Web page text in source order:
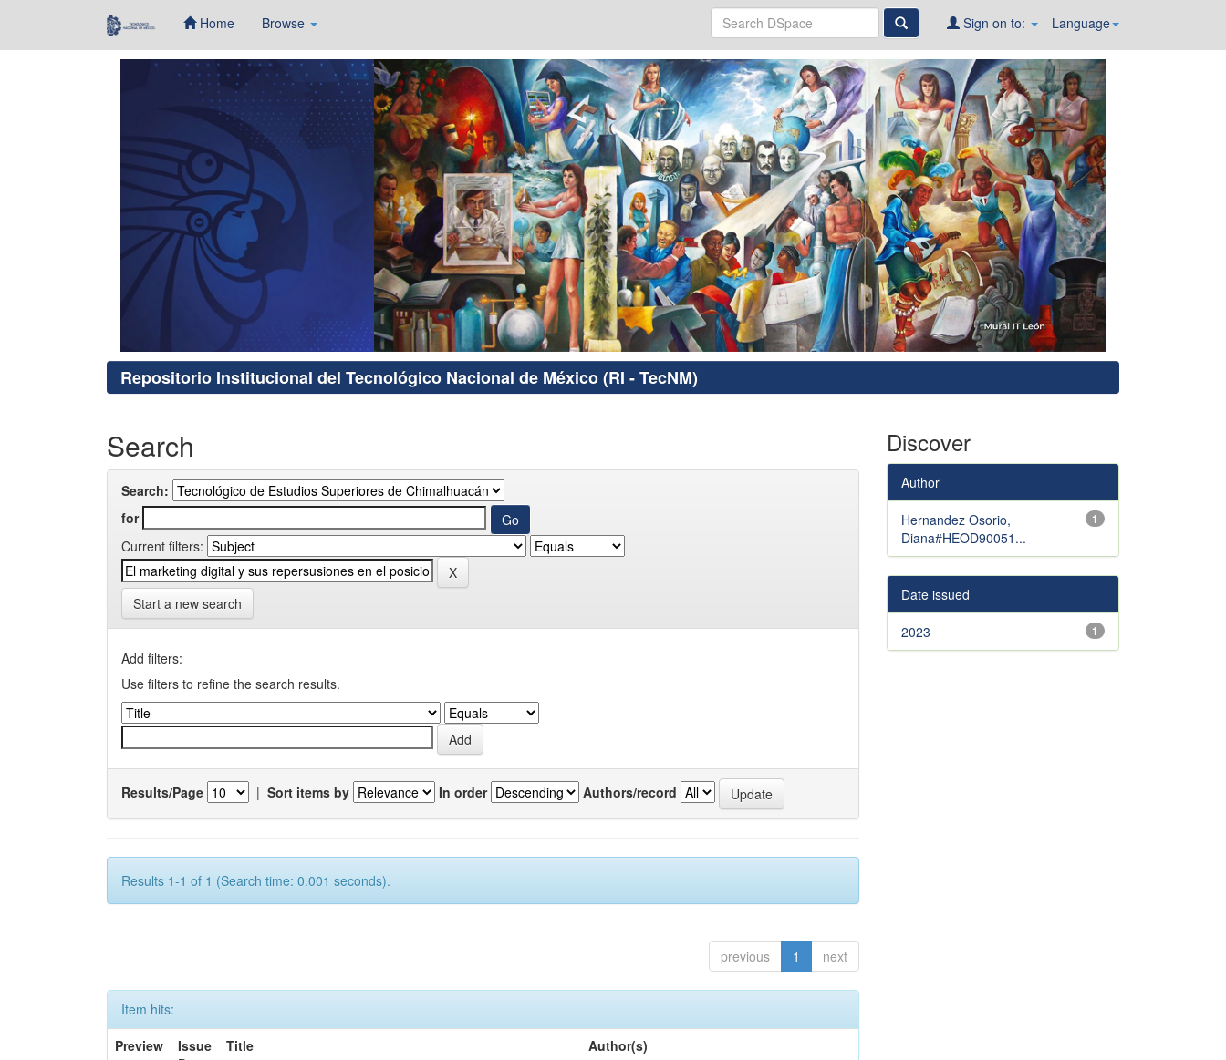
Home Browse Language
Sign on to:
Repositorio Institucional del Tecnológico Nacional de México (RI - TecNM)
Search
Search:
for
Current filters:
Start a new search
Add filters:
Use filters to refine the search results.
Results/Page | Sort items by In order Authors/record
Results 1-1 of 1 (Search time: 0.001 seconds).
previous 1 next
Item hits:
Preview
Issue
Title Author(s)
Discover
Author
1
Hernandez Osorio,
Diana#HEOD90051...
Date issued
1
2023